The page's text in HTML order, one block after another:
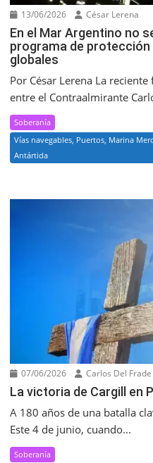
13/06/2026 César Lerena
En el Mar Argentino no
programa de
globales
Por César Lerena La
entre el Contraalmirante
Soberanía
Vías navegables, Puertos, Marina
Antártida
07/06/2026 Carlos Del Frade
La victoria de Cargill en
A 180 años de una batalla
Este 4 de junio, cuando...
Soberanía